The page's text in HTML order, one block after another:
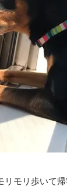
リモリ歩いて